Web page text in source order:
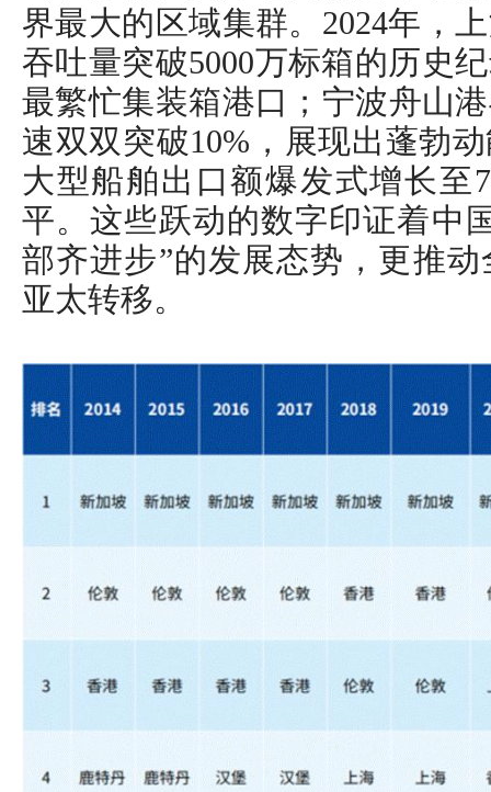
界最大的区域集群。2024年，
吞吐量突破5000万标箱的历史
最繁忙集装箱港口；宁波舟山
速双双突破10%，展现出蓬勃
大型船舶出口额爆发式增长至
平。这些跃动的数字印证着中
部齐进步”的发展态势，更推
亚太转移。